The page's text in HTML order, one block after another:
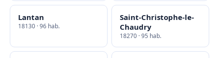
Lantan
18130 · 96 hab.
Saint-Christophe-le-
Chaudry
18270 · 95 hab.